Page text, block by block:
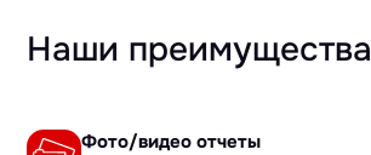
Наши преимущества
Фото/видео отчеты